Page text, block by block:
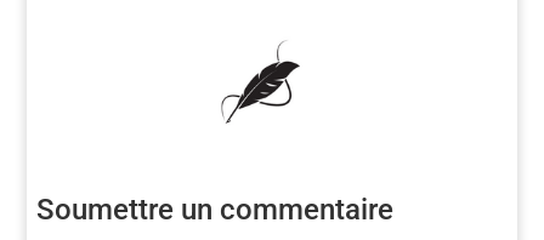
Soumettre un commentaire